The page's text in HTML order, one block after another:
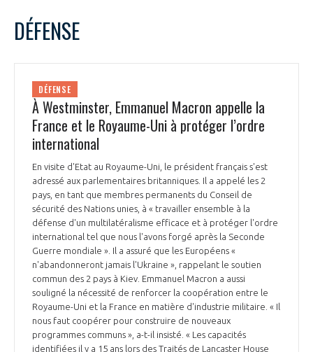
PRÉSENTATION
NOTRE VISION
NOS MISSIONS
NOTRE HISTOIRE
ORGANISATION
L’ÉQUIPE DU GIFAS
NOS RÉSEAUX À L'INTERNATIONAL
FONCTIONNEMENT
GEADS
COMITÉ AERO PME
STARTAIR
COMMISSIONS ET COMITÉS
ACCOMPAGNEMENT DE NOS ADHÉRENTS
LES PROGRAMMES DU GIFAS
UN ÉCOSYSTÈME INTÉGRÉ ET COHÉRENT
POURQUOI DEVENIR MEMBRE ?
LA MÉDIATION
LA MÉDIATION DANS LA FILIÈRE AÉRONAUTIQUE ET SPATIALE
LE MÉDIATEUR DE LA FILIÈRE AÉRONAUTIQUE ET SPATIALE
LE SALON DU BOURGET
L'OBSERVATOIRE
1 2 3 4 5
6
15 17 19
21
23
31
DÉFENSE
DÉFENSE
À Westminster, Emmanuel Macron appelle la
France et le Royaume-Uni à protéger l’ordre
international
En visite d'Etat au Royaume-Uni, le président français s'est
adressé aux parlementaires britanniques. Il a appelé les 2
pays, en tant que membres permanents du Conseil de
sécurité des Nations unies, à « travailler ensemble à la
défense d'un multilatéralisme efficace et à protéger l'ordre
international tel que nous l'avons forgé après la Seconde
Guerre mondiale ». Il a assuré que les Européens «
n'abandonneront jamais l'Ukraine », rappelant le soutien
commun des 2 pays à Kiev. Emmanuel Macron a aussi
souligné la nécessité de renforcer la coopération entre le
Royaume-Uni et la France en matière d'industrie militaire. « Il
nous faut coopérer pour construire de nouveaux
programmes communs », a-t-il insisté. « Les capacités
identifiées il y a 15 ans lors des Traités de Lancaster House
Rejoignez une filière d’excellence et développez
Découvrez les avantages d'adhérer au GIFAS.
Rencontres, salons, données sectorielles,
programmes ...